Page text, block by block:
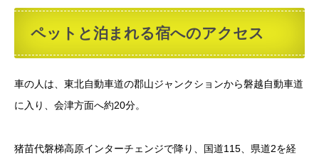
ペットと泊まれる宿へのアクセス
車の人は、東北自動車道の郡山ジャンクションから磐越自動車道
に入り、会津方面へ約20分。
猪苗代磐梯高原インターチェンジで降り、国道115、県道2を経